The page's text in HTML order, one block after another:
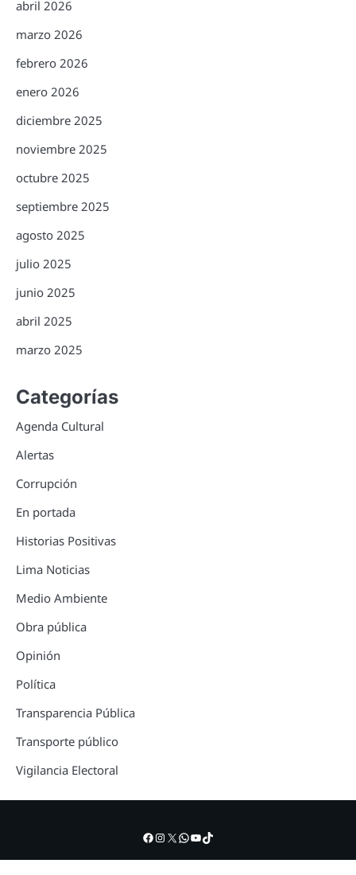
abril 2026
marzo 2026
febrero 2026
enero 2026
diciembre 2025
noviembre 2025
octubre 2025
septiembre 2025
agosto 2025
julio 2025
junio 2025
abril 2025
marzo 2025
Categorías
Agenda Cultural
Alertas
Corrupción
En portada
Historias Positivas
Lima Noticias
Medio Ambiente
Obra pública
Opinión
Política
Transparencia Pública
Transporte público
Vigilancia Electoral
Facebook
Instagram
X WhatsApp
YouTube
TikTok